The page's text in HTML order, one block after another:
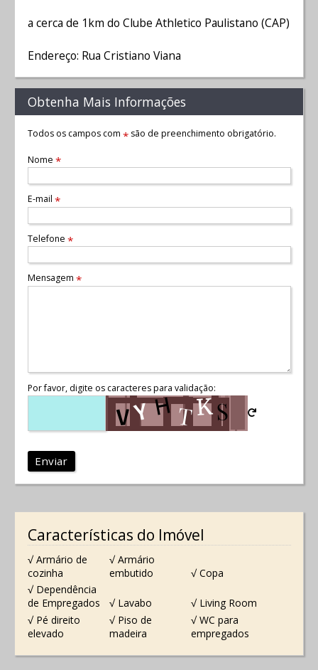
a cerca de 1km do Clube Athletico Paulistano (CAP)
Endereço: Rua Cristiano Viana
Obtenha Mais Informações
Todos os campos com *são de preenchimento obrigatório.
Nome *
E-mail *
Telefone *
Mensagem *
Por favor, digite os caracteres para validação:
Enviar
Características do Imóvel
√ Armário de
cozinha
√ Armário
embutido
√ Copa
√ Dependência
de Empregados
√ Lavabo
√ Living Room
√ Pé direito
elevado
√ Piso de
madeira
√ WC para
empregados